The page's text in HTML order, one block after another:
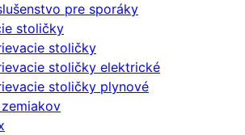
pre sporáky
stoličky
stoličky
stoličky elektrické
stoličky plynové